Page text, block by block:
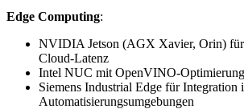
Edge Computing:
NVIDIA Jetson (AGX Xavier, Orin) für
Cloud-Latenz
Intel NUC mit OpenVINO-Optimierung
Siemens Industrial Edge für Integration
Automatisierungsumgebungen